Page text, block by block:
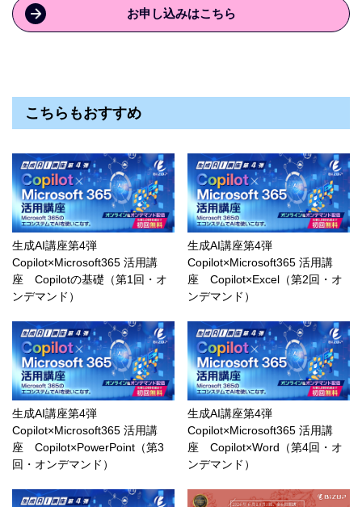
お申し込みはこちら
こちらもおすすめ
生成AI講座第4弾
Copilot×Microsoft365 活用講
座 Copilotの基礎（第1回・オ
ンデマンド）
生成AI講座第4弾
Copilot×Microsoft365 活用講
座 Copilot×Excel（第2回・オ
ンデマンド）
生成AI講座第4弾
Copilot×Microsoft365 活用講
座 Copilot×PowerPoint（第3
回・オンデマンド）
生成AI講座第4弾
Copilot×Microsoft365 活用講
座 Copilot×Word（第4回・オ
ンデマンド）